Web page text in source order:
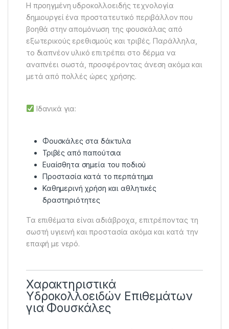
Η προηγμένη υδροκολλοειδής τεχνολογία
δημιουργεί ένα προστατευτικό περιβάλλον που
βοηθά στην απομόνωση της φουσκάλας από
εξωτερικούς ερεθισμούς και τριβές. Παράλληλα,
το διαπνέον υλικό επιτρέπει στο δέρμα να
αναπνέει σωστά, προσφέροντας άνεση ακόμα και
μετά από πολλές ώρες χρήσης.
Ιδανικά για:
Φουσκάλες στα δάκτυλα
Τριβές από παπούτσια
Ευαίσθητα σημεία του ποδιού
Προστασία κατά το περπάτημα
Καθημερινή χρήση και αθλητικές
δραστηριότητες
Τα επιθέματα είναι αδιάβροχα, επιτρέποντας τη
σωστή υγιεινή και προστασία ακόμα και κατά την
επαφή με νερό.
Χαρακτηριστικά
Υδροκολλοειδών Επιθεμάτων
για Φουσκάλες